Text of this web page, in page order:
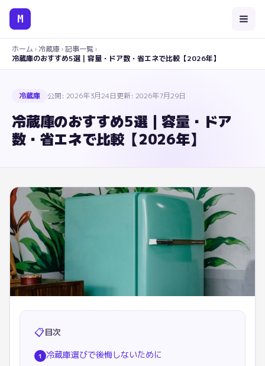
M
ホーム ›冷蔵庫›記事一覧›
冷蔵庫のおすすめ5選｜容量・ドア数・省エネで比較【2026年】
冷蔵庫 公開: 2026年3月24日更新: 2026年7月29日
冷蔵庫のおすすめ5選｜容量・ドア
数・省エネで比較【2026年】
📋目次
1 冷蔵庫選びで後悔しないために